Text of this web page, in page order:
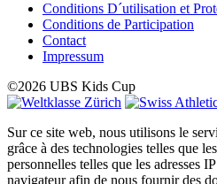
Conditions D´utilisation et
Conditions de Participation
Contact
Impressum
©2026 UBS Kids Cup
Sur ce site web, nous utilisons le
grâce à des technologies telles que
personnelles telles que les adresses
navigateur afin de nous fournir des